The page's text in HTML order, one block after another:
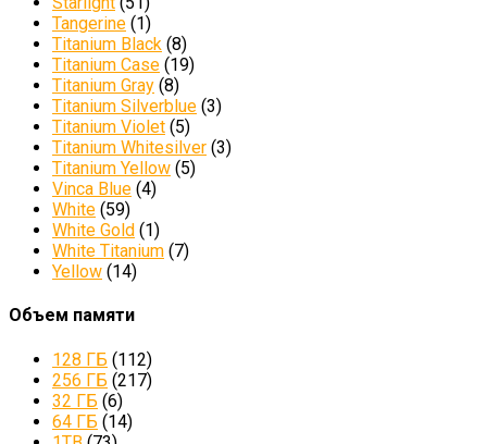
Tangerine (1)
Titanium Black (8)
Titanium Case (19)
Titanium Gray (8)
Titanium Silverblue (3)
Titanium Violet (5)
Titanium Whitesilver (3)
Titanium Yellow (5)
Vinca Blue (4)
White (59)
White Gold (1)
White Titanium (7)
Yellow (14)
Объем памяти
128 ГБ (112)
256 ГБ (217)
32 ГБ (6)
64 ГБ (14)